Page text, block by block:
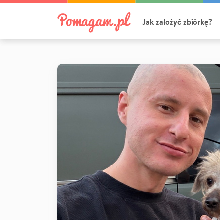
Jak założyć zbiórkę?